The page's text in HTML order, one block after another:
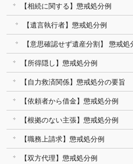
【相続に関する】懲戒処分例
【遺言執行者】懲戒処分例
【意思確認せず遺産分割】 懲戒処
【所得隠し】懲戒処分例
【自力救済関係】懲戒処分の要旨
【依頼者から借金】懲戒処分例
【根拠のない主張】懲戒処分例
【職務上請求】懲戒処分例
【双方代理】懲戒処分例